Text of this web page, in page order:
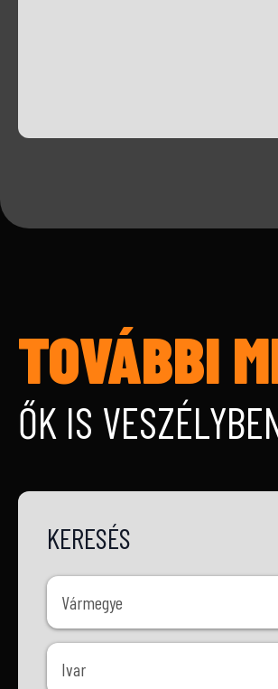
TOVÁBBI
ŐK IS
KERESÉS
Vármegye
Vármegye
Ivar
Ivar